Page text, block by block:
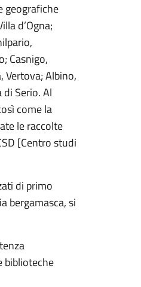
geografiche
d’Ogna;
Casnigo,
Vertova; Albino,
Serio. Al
come la
le raccolte
[Centro studi
di primo
bergamasca, si
biblioteche